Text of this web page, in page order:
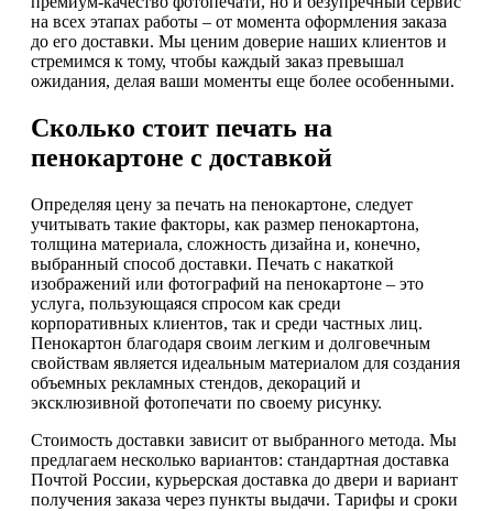
на всех этапах работы – от момента оформления заказа
до его доставки. Мы ценим доверие наших клиентов и
стремимся к тому, чтобы каждый заказ превышал
ожидания, делая ваши моменты еще более особенными.
Сколько стоит печать на
пенокартоне с доставкой
Определяя цену за печать на пенокартоне, следует
учитывать такие факторы, как размер пенокартона,
толщина материала, сложность дизайна и, конечно,
выбранный способ доставки. Печать с накаткой
изображений или фотографий на пенокартоне – это
услуга, пользующаяся спросом как среди
корпоративных клиентов, так и среди частных лиц.
Пенокартон благодаря своим легким и долговечным
свойствам является идеальным материалом для создания
объемных рекламных стендов, декораций и
эксклюзивной фотопечати по своему рисунку.
Стоимость доставки зависит от выбранного метода. Мы
предлагаем несколько вариантов: стандартная доставка
Почтой России, курьерская доставка до двери и вариант
получения заказа через пункты выдачи. Тарифы и сроки